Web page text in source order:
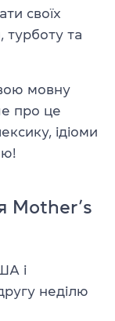
своїх
турботу та
мовну
про це
ідіоми
Mother’s
і
неділю